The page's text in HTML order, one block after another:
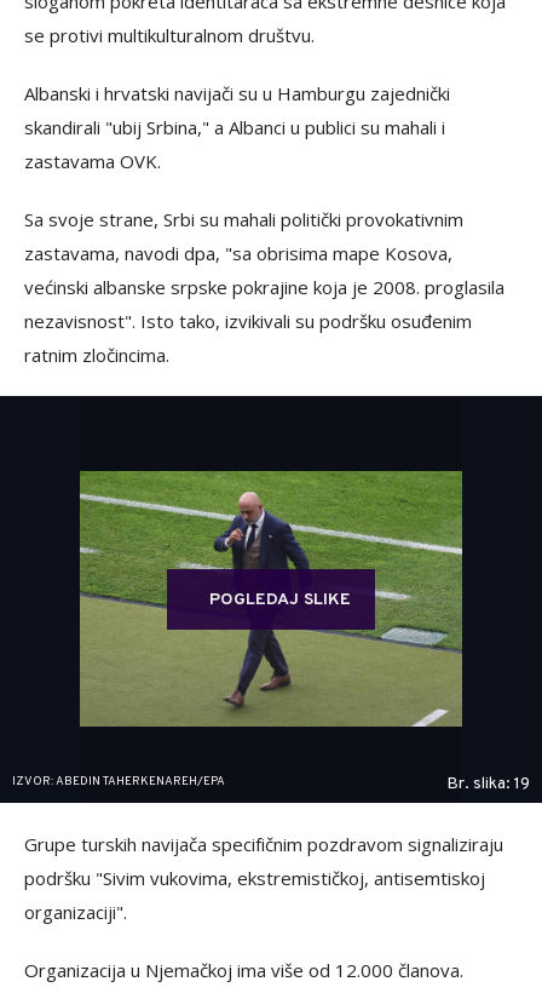
se protivi multikulturalnom društvu.
Albanski i hrvatski navijači su u Hamburgu zajednički
skandirali "ubij Srbina," a Albanci u publici su mahali i
zastavama OVK.
Sa svoje strane, Srbi su mahali politički provokativnim
zastavama, navodi dpa, "sa obrisima mape Kosova,
većinski albanske srpske pokrajine koja je 2008. proglasila
nezavisnost". Isto tako, izvikivali su podršku osuđenim
ratnim zločincima.
POGLEDAJ SLIKE
IZVOR: ABEDIN TAHERKENAREH/EPA Br. slika: 19
Grupe turskih navijača specifičnim pozdravom signaliziraju
podršku "Sivim vukovima, ekstremističkoj, antisemtiskoj
organizaciji".
Organizacija u Njemačkoj ima više od 12.000 članova.